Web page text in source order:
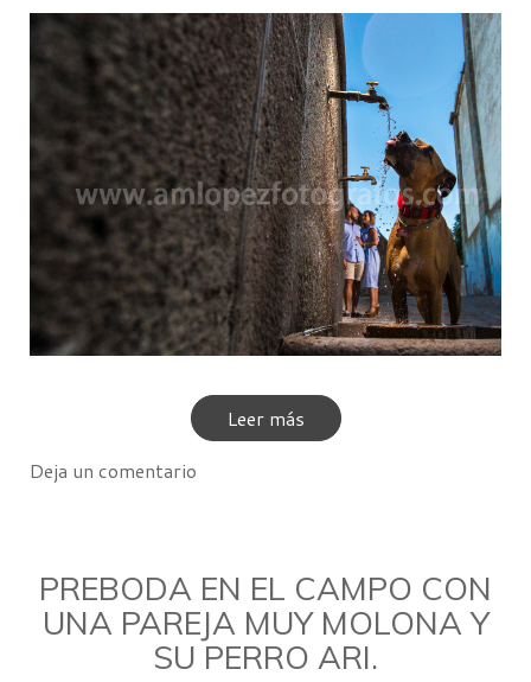
Leer más
Deja un comentario
PREBODA EN EL CAMPO CON
UNA PAREJA MUY MOLONA Y
SU PERRO ARI.